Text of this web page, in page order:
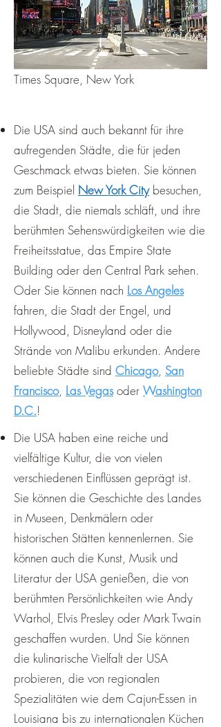
Times Square, New York
Die USA sind auch bekannt für ihre
aufregenden Städte, die für jeden
Geschmack etwas bieten. Sie können
zum Beispiel New York Citybesuchen,
die Stadt, die niemals schläft, und ihre
berühmten Sehenswürdigkeiten wie die
Freiheitsstatue, das Empire State
Building oder den Central Park sehen.
Oder Sie können nach Los Angeles
fahren, die Stadt der Engel, und
Hollywood, Disneyland oder die
Strände von Malibu erkunden. Andere
beliebte Städte sind Chicago, San
Francisco, Las Vegasoder Washington
D.C.!
Die USA haben eine reiche und
vielfältige Kultur, die von vielen
verschiedenen Einflüssen geprägt ist.
Sie können die Geschichte des Landes
in Museen, Denkmälern oder
historischen Stätten kennenlernen. Sie
können auch die Kunst, Musik und
Literatur der USA genießen, die von
berühmten Persönlichkeiten wie Andy
Warhol, Elvis Presley oder Mark Twain
geschaffen wurden. Und Sie können
die kulinarische Vielfalt der USA
probieren, die von regionalen
Spezialitäten wie dem Cajun-Essen in
Louisiana bis zu internationalen Küchen